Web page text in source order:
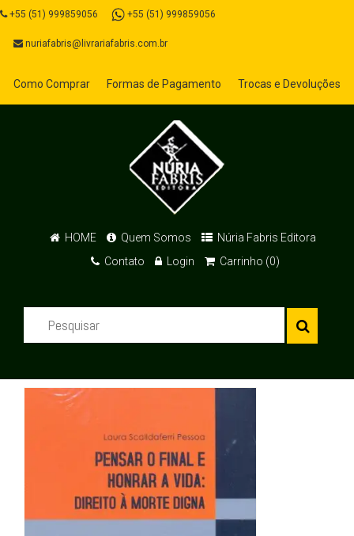
+55 (51) 999859056 +55 (51) 999859056
nuriafabris@livrariafabris.com.br
Como Comprar Formas de Pagamento Trocas e Devoluções
HOME Quem Somos
Núria Fabris Editora
Contato
Login Carrinho (0)